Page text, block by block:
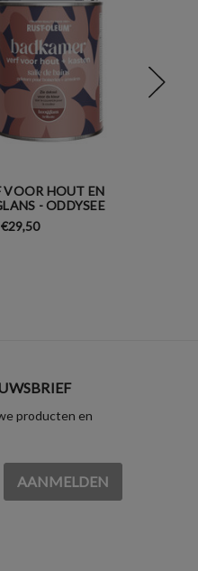
VOOR HOUT EN
- ODDYSEE
producten en